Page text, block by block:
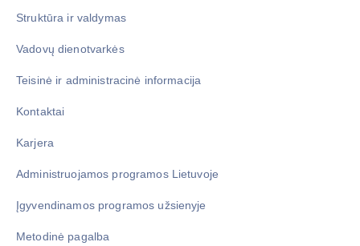
Struktūra ir valdymas
Vadovų dienotvarkės
Teisinė ir administracinė informacija
Kontaktai
Karjera
Administruojamos programos Lietuvoje
Įgyvendinamos programos užsienyje
Metodinė pagalba